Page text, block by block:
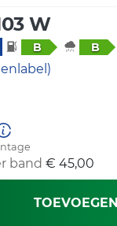
W
B B
band € 45,00
TOEVOEGEN